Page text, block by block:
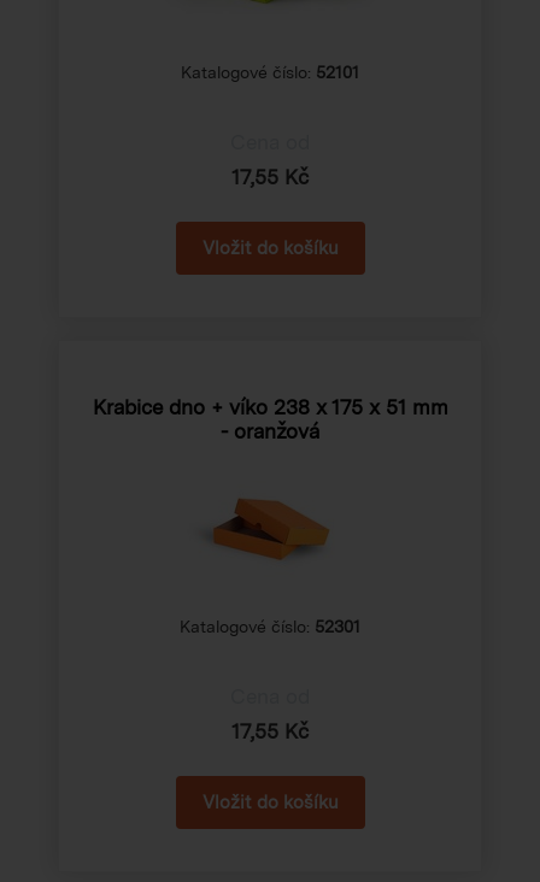
Katalogové číslo: 52101
17,55 Kč
Krabice dno + víko 238 x 175 x 51 mm
- oranžová
Katalogové číslo: 52301
17,55 Kč